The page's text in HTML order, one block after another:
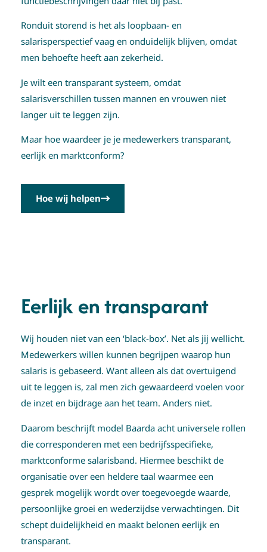
Ronduit storend is het als loopbaan- en
salarisperspectief vaag en onduidelijk blijven, omdat
men behoefte heeft aan zekerheid.
Je wilt een transparant systeem, omdat
salarisverschillen tussen mannen en vrouwen niet
langer uit te leggen zijn.
Maar hoe waardeer je je medewerkers transparant,
eerlijk en marktconform?
Hoe wij helpen
Eerlijk en transparant
Wij houden niet van een ‘black-box’. Net als jij wellicht.
Medewerkers willen kunnen begrijpen waarop hun
salaris is gebaseerd. Want alleen als dat overtuigend
uit te leggen is, zal men zich gewaardeerd voelen voor
de inzet en bijdrage aan het team. Anders niet.
Daarom beschrijft model Baarda acht universele rollen
die corresponderen met een bedrijfsspecifieke,
marktconforme salarisband. Hiermee beschikt de
organisatie over een heldere taal waarmee een
gesprek mogelijk wordt over toegevoegde waarde,
persoonlijke groei en wederzijdse verwachtingen. Dit
schept duidelijkheid en maakt belonen eerlijk en
transparant.